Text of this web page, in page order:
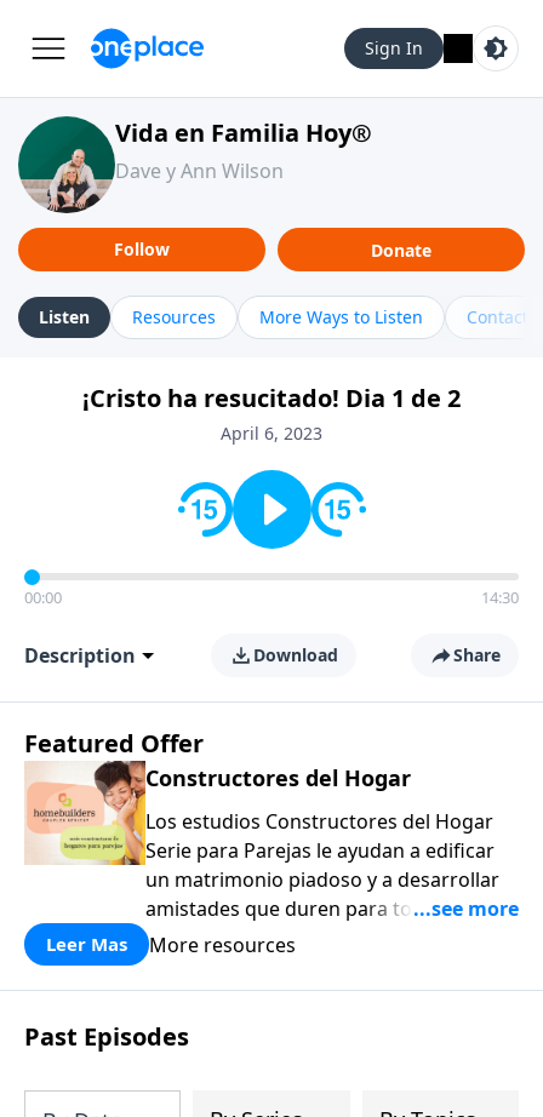
Sign In
Vida en Familia Hoy®
Dave y Ann Wilson
Follow Donate
Listen Resources More Ways to Listen Contact
¡Cristo ha resucitado! Dia 1 de 2
April 6, 2023
00:00 14:30
Description Download Share
Featured Offer
Constructores del Hogar
Los estudios Constructores del Hogar
Serie para Parejas le ayudan a edificar
un matrimonio piadoso y a desarrollar
amistades que duren para toda la vida.
¡Únase a uno de los estudios de grupos
a casa los principios de la Palabra de
Dios para compartirlos con su familia,
su iglesia y su comunidad!
Leer Mas More resources
Past Episodes